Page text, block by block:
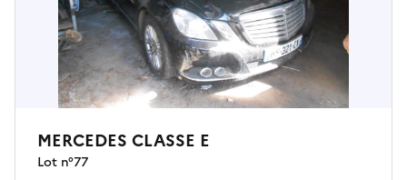
MERCEDES CLASSE E
Lot n°77